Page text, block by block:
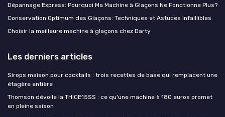
Dépannage Express: Pourquoi Ma Machine à Glaçons Ne Fonctionne Plus?
Conservation Optimum des Glaçons: Techniques et Astuces Infaillibles
Choisir la meilleure machine à glaçons chez Darty
Les derniers articles
Sirops maison pour cocktails : trois recettes de base qui remplacent une
étagère entière
Thomson dévoile la THICE15SS : ce qu'une machine à 180 euros promet
en pleine saison